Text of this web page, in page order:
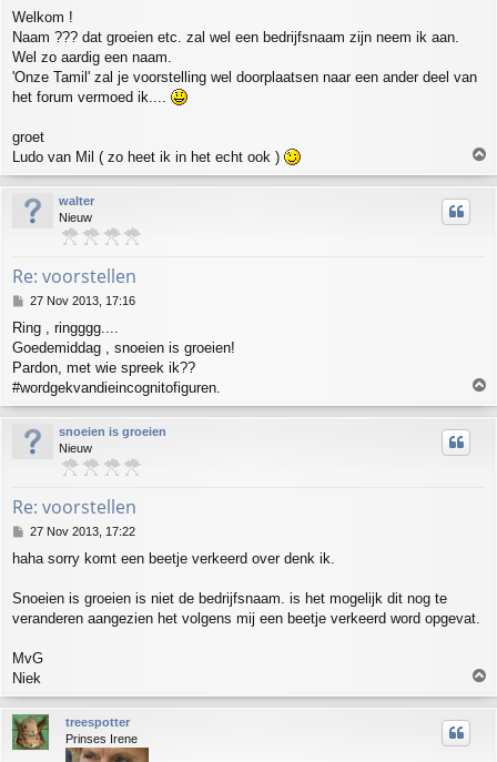
s
t
Welkom !
Naam ??? dat groeien etc. zal wel een bedrijfsnaam zijn neem ik aan.
Wel zo aardig een naam.
'Onze Tamil' zal je voorstelling wel doorplaatsen naar een ander deel van
het forum vermoed ik....
groet
Ludo van Mil ( zo heet ik in het echt ook )
o
p
walter
Nieuw
Re: voorstellen
P
s
t
27 Nov 2013, 17:16
Ring , ringggg....
Goedemiddag , snoeien is groeien!
Pardon, met wie spreek ik??
#wordgekvandieincognitofiguren.
o
p
snoeien is groeien
Nieuw
Re: voorstellen
P
s
27 Nov 2013, 17:22
haha sorry komt een beetje verkeerd over denk ik.
Snoeien is groeien is niet de bedrijfsnaam. is het mogelijk dit nog te
veranderen aangezien het volgens mij een beetje verkeerd word opgevat.
MvG
Niek
o
p
treespotter
Prinses Irene